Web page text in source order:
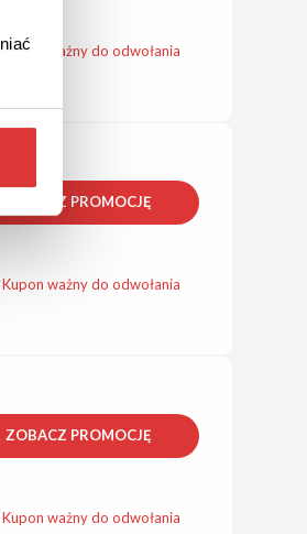
Kupon ważny do odwołania
ZOBACZ PROMOCJĘ
Kupon ważny do odwołania
ZOBACZ PROMOCJĘ
Kupon ważny do odwołania